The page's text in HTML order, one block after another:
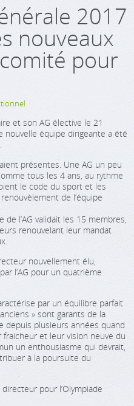
2017
nouveaux
pour
et son AG élective le 21
nouvelle équipe dirigeante a été
présentes. Une AG un peu
tous les 4 ans, au rythme
le code du sport et les
de l’équipe
l’AG validait les 15 membres,
renouvelant leur mandat
nouvellement élu,
l’AG pour un quatrième
par un équilibre parfait
» sont garants de la
depuis plusieurs années quand
et leur vision neuve du
un enthousiasme qui devrait,
à la poursuite du
pour l’Olympiade